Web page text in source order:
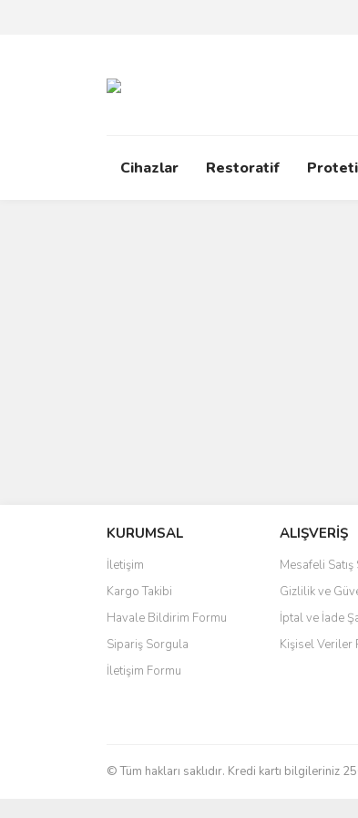
Cihazlar Restoratif
KURUMSAL
İletişim
Kargo Takibi
Havale Bildirim Formu
Sipariş Sorgula
İletişim Formu
ALIŞVERİŞ
Mesafeli
Gizlilik ve
İptal ve İade
Kişisel Veriler
© Tüm hakları saklıdır. Kredi kartı bilgileriniz